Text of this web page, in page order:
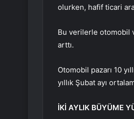
olurken, hafif ticari
Bu verilerle otomobil
arttı.
Otomobil pazarı 10
yıllık Şubat ayı
İKİ AYLIK BÜYÜME